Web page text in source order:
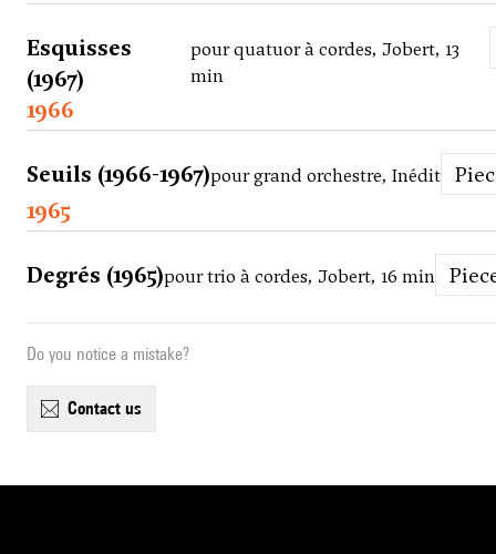
Esquisses
(1967)
pour quatuor à cordes, Jobert, 13
min
1966
Seuils (1966-1967)pour grand orchestre, Inédit
1965
Degrés (1965)pour trio à cordes, Jobert, 16 min
Do you notice a mistake?
contact us